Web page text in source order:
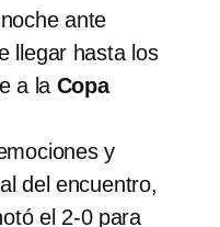
ante
llegar hasta los
a la Copa
y
del encuentro,
el 2-0 para